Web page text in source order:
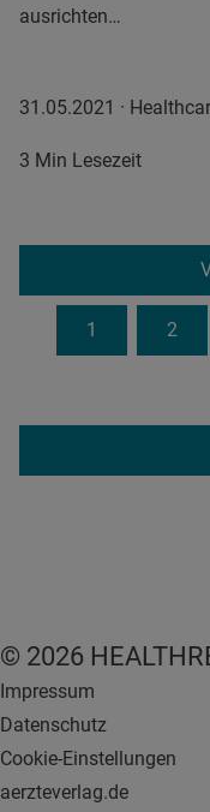
ausrichten…
31.05.2021 ·
3 Min Lesezeit
1 2
© 2026
Impressum
Datenschutz
Cookie-Einstellungen
aerzteverlag.de